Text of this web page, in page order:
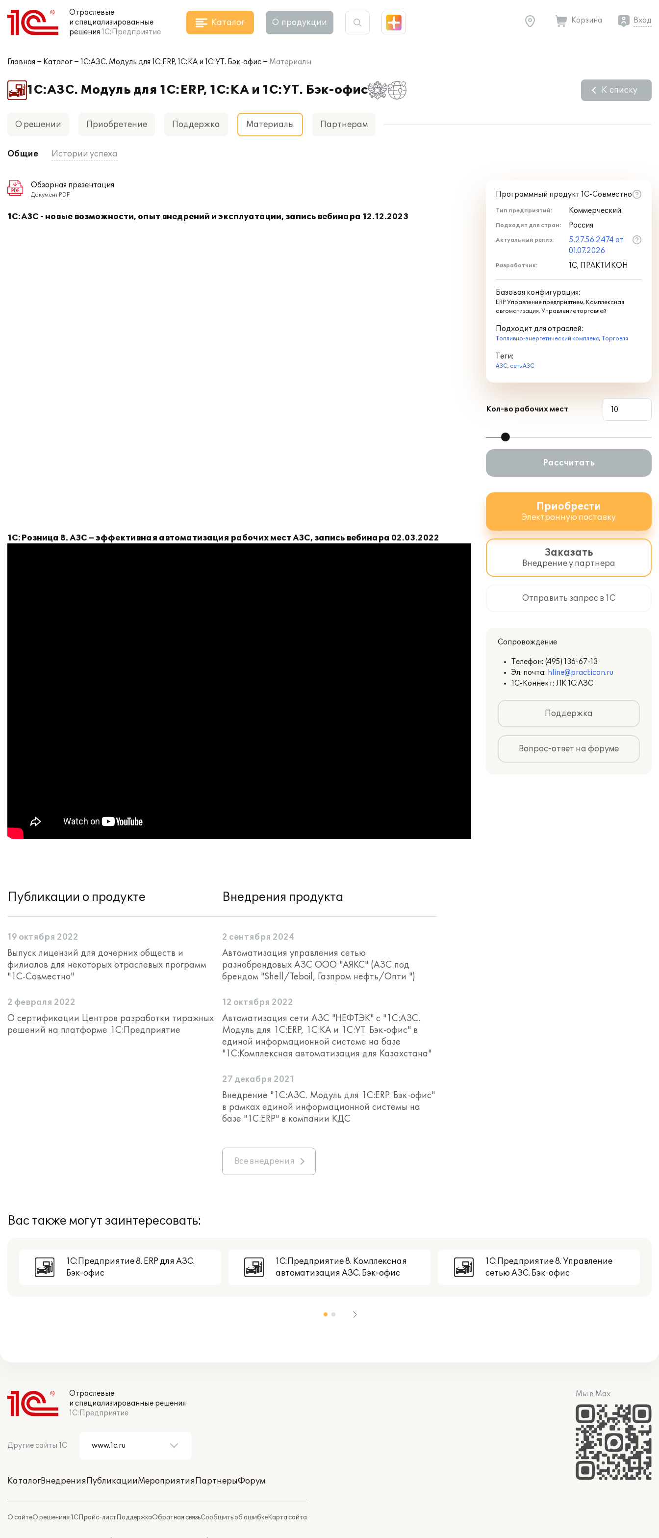
Отраслевые
и специализированные
решения 1С:Предприятие
Каталог О продукции Корзина Вход
Главная Каталог 1С:АЗС. Модуль для 1С:ERP, 1С:КА и 1С:УТ. Бэк-офис Материалы
1С:АЗС. Модуль для 1С:ERP, 1С:КА и 1С:УТ. Бэк-офис К списку
О решении Приобретение Поддержка Материалы Партнерам
Общие Истории успеха
Обзорная презентация
Документ PDF
1С:АЗС - новые возможности, опыт внедрений и эксплуатации, запись вебинара 12.12.2023
1С:Розница 8. АЗС – эффективная автоматизация рабочих мест АЗС, запись вебинара 02.03.2022
Программный продукт 1С-Совместно
Тип предприятий: Коммерческий
Подходит для стран: Россия
Актуальный релиз:
5.27.56.2474 от
01.07.2026
Разработчик: 1С, ПРАКТИКОН
Базовая конфигурация:
ERP Управление предприятием, Комплексная
автоматизация, Управление торговлей
Подходит для отраслей:
Топливно-энергетический комплекс, Торговля
Теги:
АЗС, сеть АЗС
Кол-во рабочих мест
Рассчитать
Приобрести
Электронную поставку
Заказать
Внедрение у партнера
Отправить запрос в 1С
Сопровождение
Телефон: (495) 136-67-13
Эл. почта: hline@practicon.ru
1С-Коннект: ЛК 1С:АЗС
Поддержка
Вопрос-ответ на форуме
Публикации о продукте
19 октября 2022
Выпуск лицензий для дочерних обществ и
филиалов для некоторых отраслевых программ
"1С-Совместно"
2 февраля 2022
О сертификации Центров разработки тиражных
решений на платформе 1С:Предприятие
Внедрения продукта
2 сентября 2024
Автоматизация управления сетью
разнобрендовых АЗС ООО "АЯКС" (АЗС под
брендом "Shell/Teboil, Газпром нефть/Опти ")
12 октября 2022
Автоматизация сети АЗС "НЕФТЭК" с "1С:АЗС.
Модуль для 1С:ERP, 1С:КА и 1С:УТ. Бэк-офис" в
единой информационной системе на базе
"1С:Комплексная автоматизация для Казахстана"
27 декабря 2021
Внедрение "1С:АЗС. Модуль для 1С:ERP. Бэк-офис"
в рамках единой информационной системы на
базе "1С:ERP" в компании КДС
Все внедрения
Вас также могут заинтересовать:
1С:Предприятие 8. ERP для АЗС.
Бэк-офис
1С:Предприятие 8. Комплексная
автоматизация АЗС. Бэк-офис
1С:Предприятие 8. Управление
сетью АЗС. Бэк-офис
Отраслевые
и специализированные решения
1С:Предприятие
Другие сайты 1С
КаталогВнедренияПубликацииМероприятияПартнерыФорум
О сайтеО решениях 1СПрайс-листПоддержкаОбратная связьСообщить об ошибкеКарта сайта
Мы в Max